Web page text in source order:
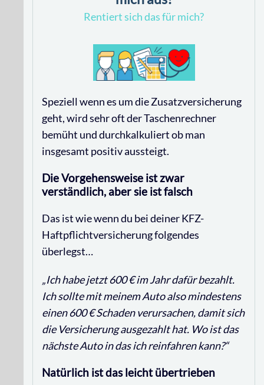
Rentiert sich das für mich?
Speziell wenn es um die Zusatzversicherung
geht, wird sehr oft der Taschenrechner
bemüht und durchkalkuliert ob man
insgesamt positiv aussteigt.
Die Vorgehensweise ist zwar
verständlich, aber sie ist falsch
Das ist wie wenn du bei deiner KFZ-
Haftpflichtversicherung folgendes
überlegst…
„Ich habe jetzt 600 € im Jahr dafür bezahlt.
Ich sollte mit meinem Auto also mindestens
einen 600 € Schaden verursachen, damit sich
die Versicherung ausgezahlt hat. Wo ist das
nächste Auto in das ich reinfahren kann?“
Natürlich ist das leicht übertrieben